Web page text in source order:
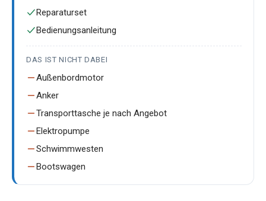
Reparaturset
Bedienungsanleitung
DAS IST NICHT DABEI
Außenbordmotor
Anker
Transporttasche je nach Angebot
Elektropumpe
Schwimmwesten
Bootswagen